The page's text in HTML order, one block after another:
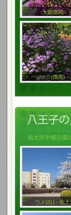
大紫躑躅 -
ツツジ(躑躅) -
南大沢中郷公園
ウメ(白) - 南